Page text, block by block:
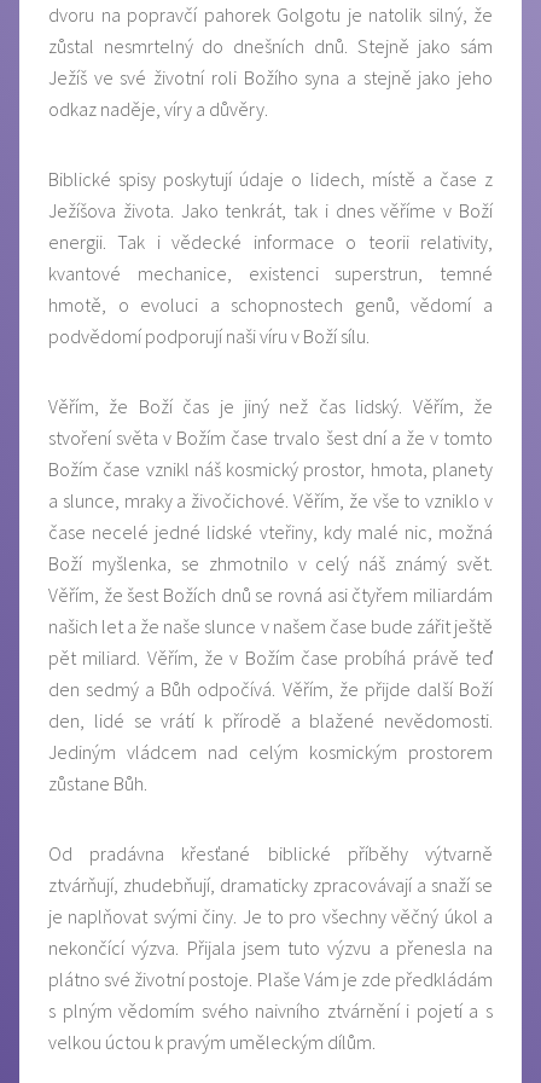
dvoru na popravčí pahorek Golgotu je natolik silný, že
zůstal nesmrtelný do dnešních dnů. Stejně jako sám
Ježíš ve své životní roli Božího syna a stejně jako jeho
odkaz naděje, víry a důvěry.
Biblické spisy poskytují údaje o lidech, místě a čase z
Ježíšova života. Jako tenkrát, tak i dnes věříme v Boží
energii. Tak i vědecké informace o teorii relativity,
kvantové mechanice, existenci superstrun, temné
hmotě, o evoluci a schopnostech genů, vědomí a
podvědomí podporují naši víru v Boží sílu.
Věřím, že Boží čas je jiný než čas lidský. Věřím, že
stvoření světa v Božím čase trvalo šest dní a že v tomto
Božím čase vznikl náš kosmický prostor, hmota, planety
a slunce, mraky a živočichové. Věřím, že vše to vzniklo v
čase necelé jedné lidské vteřiny, kdy malé nic, možná
Boží myšlenka, se zhmotnilo v celý náš známý svět.
Věřím, že šest Božích dnů se rovná asi čtyřem miliardám
našich let a že naše slunce v našem čase bude zářit ještě
pět miliard. Věřím, že v Božím čase probíhá právě teď
den sedmý a Bůh odpočívá. Věřím, že přijde další Boží
den, lidé se vrátí k přírodě a blažené nevědomosti.
Jediným vládcem nad celým kosmickým prostorem
zůstane Bůh.
Od pradávna křesťané biblické příběhy výtvarně
ztvárňují, zhudebňují, dramaticky zpracovávají a snaží se
je naplňovat svými činy. Je to pro všechny věčný úkol a
nekončící výzva. Přijala jsem tuto výzvu a přenesla na
plátno své životní postoje. Plaše Vám je zde předkládám
s plným vědomím svého naivního ztvárnění i pojetí a s
velkou úctou k pravým uměleckým dílům.